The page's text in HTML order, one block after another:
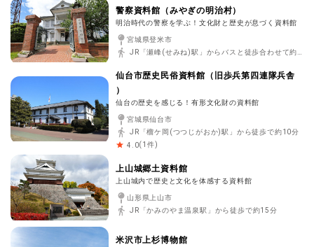
警察資料館（みやぎの明治村）
明治時代の警察を学ぶ！文化財と歴史が息づく資料館
宮城県登米市
仙台市歴史民俗資料館（旧歩兵第四連隊兵舎
）
仙台の歴史を感じる！有形文化財の資料館
宮城県仙台市
JR「榴ケ岡(つつじがおか)駅」から徒歩で約10分
4.0( 1件)
上山城郷土資料館
上山城内で歴史と文化を体感する資料館
山形県上山市
JR「かみのやま温泉駅」から徒歩で約15分
米沢市上杉博物館